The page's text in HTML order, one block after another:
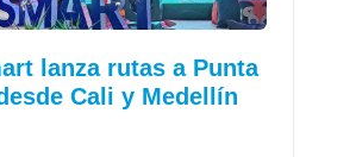
lanza rutas a Punta
Cali y Medellín